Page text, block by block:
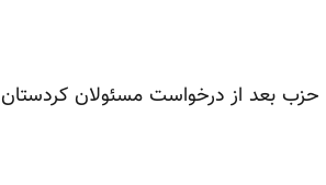
بعد از درخواست مسئولان کردستان